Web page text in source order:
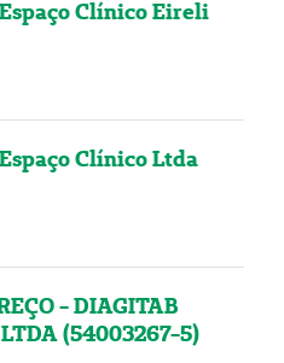
Clínico Eireli
Clínico Ltda
- DIAGITAB
(54003267-5)